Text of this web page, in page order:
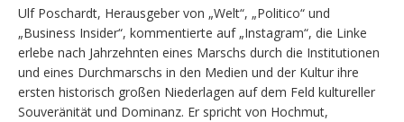
Ulf Poschardt, Herausgeber von „Welt“, „Politico“ und
„Business Insider“, kommentierte auf „Instagram“, die Linke
erlebe nach Jahrzehnten eines Marschs durch die Institutionen
und eines Durchmarschs in den Medien und der Kultur ihre
ersten historisch großen Niederlagen auf dem Feld kultureller
Souveränität und Dominanz. Er spricht von Hochmut,